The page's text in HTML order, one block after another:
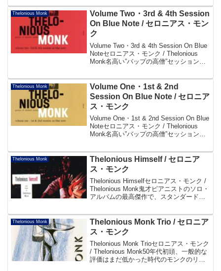
ロリンズ「V...
Thelonious Monk
Volume Two・3rd & 4th Session
On Blue Note / セロニアス・モン
ク
Volume Two・3rd & 4th Session On Blue
Noteセロニアス・モンク / Thelonious
Monk名高い”バップの高僧”セッション全
録音順に完全収録帯より...
Thelonious Monk
Volume One・1st & 2nd
Session On Blue Note / セロニア
ス・モンク
Volume One・1st & 2nd Session On Blue
Noteセロニアス・モンク / Thelonious
Monk名高い”バップの高僧”セッション全
録音順に完全収録帯より...
Thelonious Monk
Thelonious Himself / セロニア
ス・モンク
Thelonious Himselfセロニアス・モンク /
Thelonious Monk鬼才ピアニストのソロ・
アルバムの最高傑作で、スタンダードと
描かれる孤高の世界は深い闇の色。帯よ
りDisc101. ...
Thelonious Monk
Thelonious Monk Trio / セロニア
ス・モンク
Thelonious Monk Trioセロニアス・モンク
/ Thelonious Monk50年代初頭、一般的な
評価はまだ低かった時代のモンクのリー